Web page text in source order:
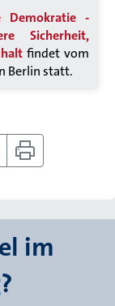
Demokratie -
Sicherheit,
findet vom
Berlin statt.
im